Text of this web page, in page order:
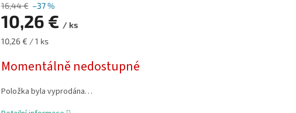
16,44 € –37 %
10,26 € / ks
Měrná
10,26 € / 1 ks
Momentálně nedostupné
Položka byla vyprodána…